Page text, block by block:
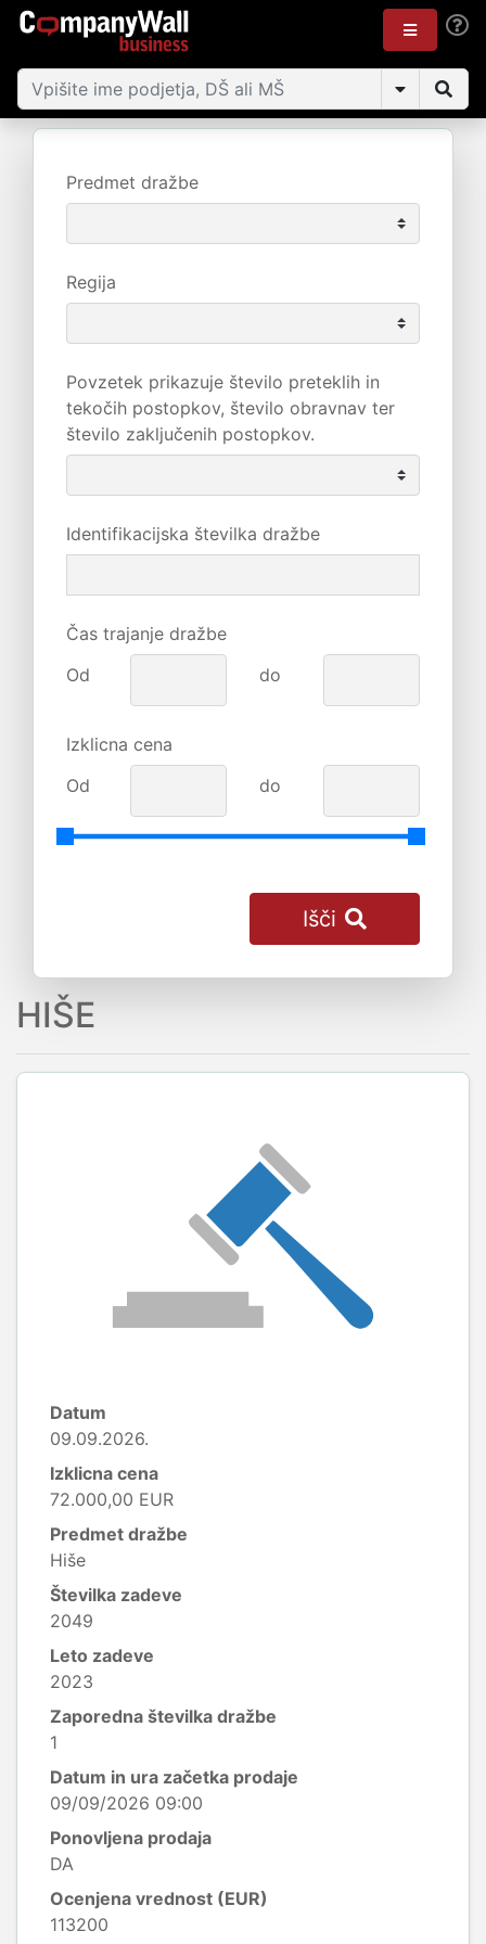
Predmet dražbe
Regija
Povzetek prikazuje število preteklih in
tekočih postopkov, število obravnav ter
število zaključenih postopkov.
Identifikacijska številka dražbe
Čas trajanje dražbe
Od
do
Izklicna cena
Od
do
Išči
HIŠE
Datum
09.09.2026.
Izklicna cena
72.000,00 EUR
Predmet dražbe
Hiše
Številka zadeve
2049
Leto zadeve
2023
Zaporedna številka dražbe
1
Datum in ura začetka prodaje
09/09/2026 09:00
Ponovljena prodaja
DA
Ocenjena vrednost (EUR)
113200